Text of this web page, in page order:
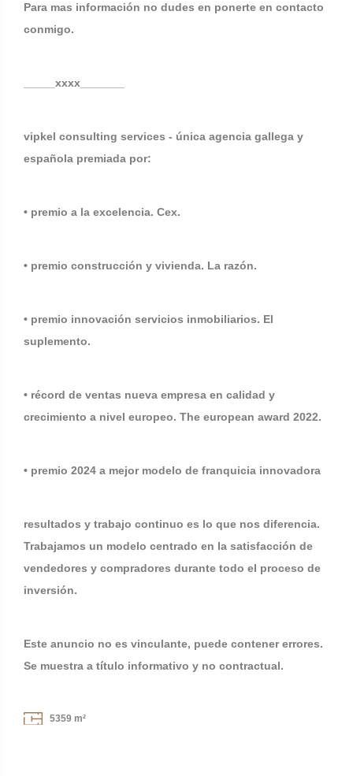
Para mas información no dudes en ponerte en contacto
conmigo.
_____xxxx_______
vipkel consulting services - única agencia gallega y
española premiada por:
• premio a la excelencia. Cex.
• premio construcción y vivienda. La razón.
• premio innovación servicios inmobiliarios. El
suplemento.
• récord de ventas nueva empresa en calidad y
crecimiento a nivel europeo. The european award 2022.
• premio 2024 a mejor modelo de franquicia innovadora
resultados y trabajo continuo es lo que nos diferencia.
Trabajamos un modelo centrado en la satisfacción de
vendedores y compradores durante todo el proceso de
inversión.
Este anuncio no es vinculante, puede contener errores.
Se muestra a título informativo y no contractual.
5359 m²